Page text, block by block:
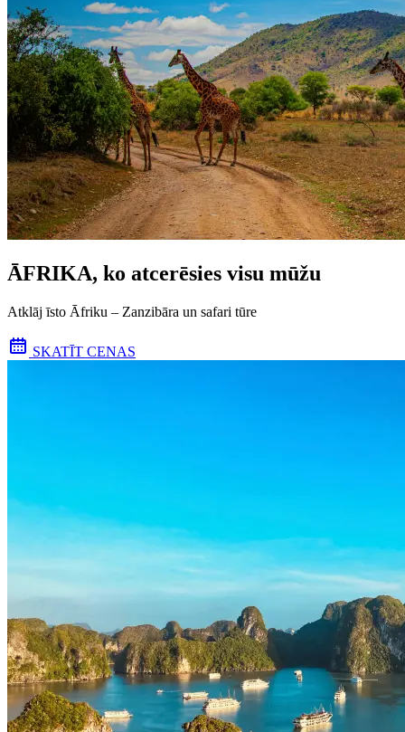
ĀFRIKA, ko atcerēsies visu mūžu
Atklāj īsto Āfriku – Zanzibāra un safari tūre
SKATĪT CENAS